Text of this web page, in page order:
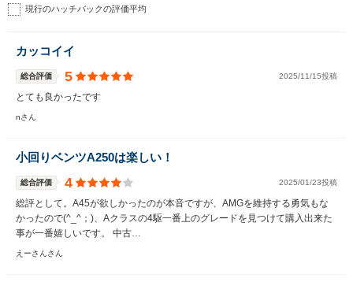
現行のハッチバックの評価平均
カッコイイ
総合評価 5 2025/11/15投稿
とても良かったです
nさん
小回りベンツA250は楽しい！
総合評価 4 2025/01/23投稿
総評として。A45が欲しかったのが本音ですが、AMGを維持する勇気もな
かったので(^_^；)、Aクラスの4駆一番上のグレードを見つけて購入出来た
事が一番嬉しいです。 中古…
えーさんさん